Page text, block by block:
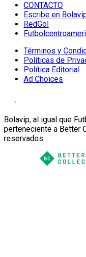
CONTACTO
Escribe en
RedGol
Términos y
Políticas de
Política Editorial
Ad Choices
Bolavip, al igual que
perteneciente a Better
reservados